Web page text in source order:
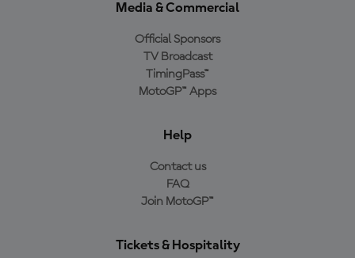
Media & Commercial
Official Sponsors
TV Broadcast
TimingPass™
MotoGP™ Apps
Help
Contact us
FAQ
Join MotoGP™
Tickets & Hospitality